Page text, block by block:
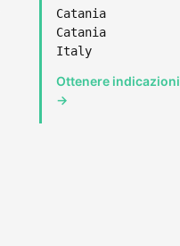
Catania
Catania
Italy
Ottenere indicazioni
→